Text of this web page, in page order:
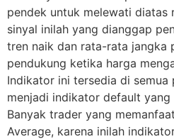
pendek untuk melewati diatas
sinyal inilah yang dianggap
tren naik dan rata-rata jangka
pendukung ketika harga
Indikator ini tersedia di
menjadi indikator default
Banyak trader yang
Average, karena inilah